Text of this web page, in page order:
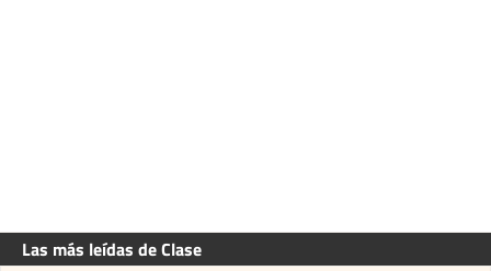
Las más leídas de Clase